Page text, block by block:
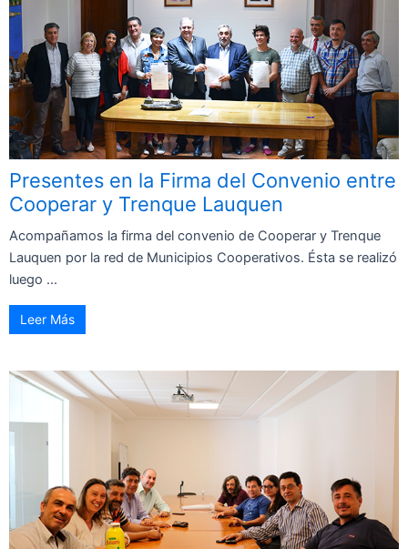
Presentes en la Firma del Convenio entre
Cooperar y Trenque Lauquen
Acompañamos la firma del convenio de Cooperar y Trenque
Lauquen por la red de Municipios Cooperativos. Ésta se realizó
luego ...
Leer Más